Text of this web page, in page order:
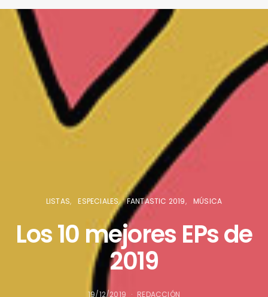
LISTAS ESPECIALES FANTASTIC 2019 MÚSICA
Los 10 mejores EPs de
2019
19/12/2019 REDACCIÓN